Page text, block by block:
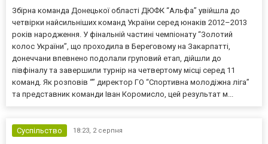
Збірна команда Донецької області ДЮФК “Альфа” увійшла до
четвірки найсильніших команд України серед юнаків 2012–2013
років народження. У фінальній частині чемпіонату “Золотий
колос України”, що проходила в Береговому на Закарпатті,
донеччани впевнено подолали груповий етап, дійшли до
півфіналу та завершили турнір на четвертому місці серед 11
команд. Як розповів “” директор ГО “Спортивна молодіжна ліга”
та представник команди Іван Коромисло, цей результат м...
Суспільство 18:23, 2 серпня